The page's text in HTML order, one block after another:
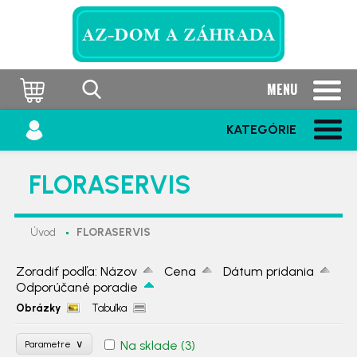
MENU
KATEGÓRIE
FLORASERVIS
Úvod FLORASERVIS
Zoradiť podľa: Názov Cena
Dátum pridania
Odporúčané poradie
Obrázky Tabuľka
Parametre ∨ Na sklade (3)